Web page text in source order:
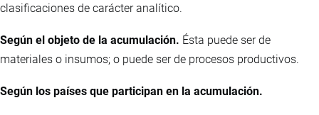
clasificaciones de carácter analítico.
Según el objeto de la acumulación. Ésta puede ser de
materiales o insumos; o puede ser de procesos productivos.
Según los países que participan en la acumulación.